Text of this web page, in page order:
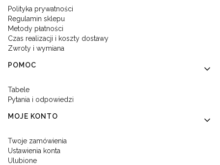
Polityka prywatności
Regulamin sklepu
Metody płatności
Czas realizacji i koszty dostawy
Zwroty i wymiana
POMOC
Tabele
Pytania i odpowiedzi
MOJE KONTO
Twoje zamówienia
Ustawienia konta
Ulubione